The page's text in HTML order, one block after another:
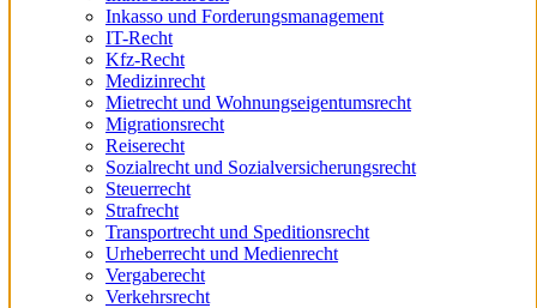
Inkasso und Forderungsmanagement
IT-Recht
Kfz-Recht
Medizinrecht
Mietrecht und Wohnungseigentumsrecht
Migrationsrecht
Reiserecht
Sozialrecht und Sozialversicherungsrecht
Steuerrecht
Strafrecht
Transportrecht und Speditionsrecht
Urheberrecht und Medienrecht
Vergaberecht
Verkehrsrecht